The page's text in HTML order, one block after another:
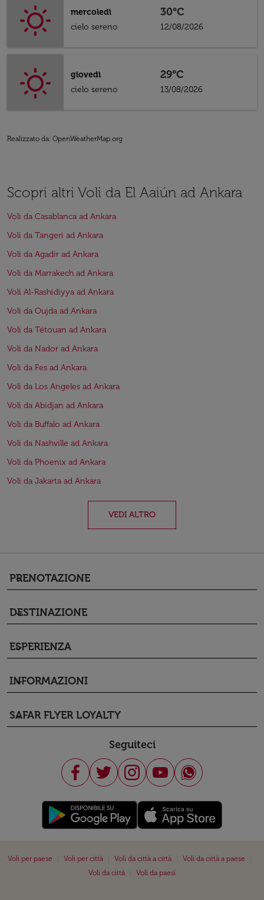
mercoledì
cielo sereno
30°C
12/08/2026
giovedì
cielo sereno
29°C
13/08/2026
Realizzato da: OpenWeatherMap.org
Scopri altri Voli da El Aaiún ad Ankara
Voli da Casablanca ad Ankara
Voli da Tangeri ad Ankara
Voli da Agadir ad Ankara
Voli da Marrakech ad Ankara
Voli Al-Rashidiyya ad Ankara
Voli da Oujda ad Ankara
Voli da Tétouan ad Ankara
Voli da Nador ad Ankara
Voli da Fes ad Ankara
Voli da Los Angeles ad Ankara
Voli da Abidjan ad Ankara
Voli da Buffalo ad Ankara
Voli da Nashville ad Ankara
Voli da Phoenix ad Ankara
Voli da Jakarta ad Ankara
VEDI ALTRO
PRENOTAZIONE
keyboard_arrow_down
DESTINAZIONE
keyboard_arrow_down
ESPERIENZA
keyboard_arrow_down
INFORMAZIONI
keyboard_arrow_down
SAFAR FLYER LOYALTY
keyboard_arrow_down
Seguiteci
Voli per paese Voli per città Voli da città a città Voli da città a paese
Voli da città
Voli da paesi